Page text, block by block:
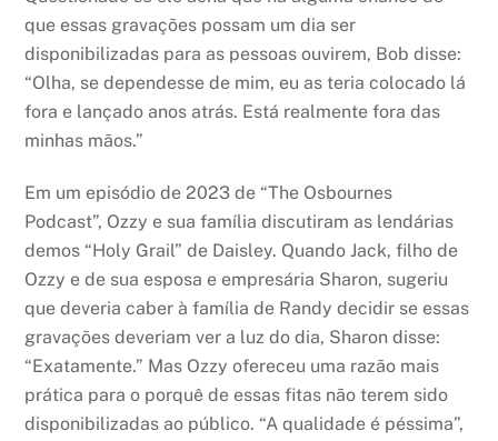
que essas gravações possam um dia ser
disponibilizadas para as pessoas ouvirem, Bob disse:
“Olha, se dependesse de mim, eu as teria colocado lá
fora e lançado anos atrás. Está realmente fora das
minhas mãos.”
Em um episódio de 2023 de “The Osbournes
Podcast”, Ozzy e sua família discutiram as lendárias
demos “Holy Grail” de Daisley. Quando Jack, filho de
Ozzy e de sua esposa e empresária Sharon, sugeriu
que deveria caber à família de Randy decidir se essas
gravações deveriam ver a luz do dia, Sharon disse:
“Exatamente.” Mas Ozzy ofereceu uma razão mais
prática para o porquê de essas fitas não terem sido
disponibilizadas ao público. “A qualidade é péssima”,